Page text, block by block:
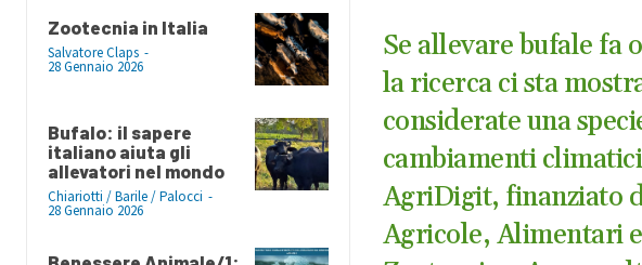
Zootecnia in Italia
Salvatore Claps -
28 Gennaio 2026
Bufalo: il sapere
italiano aiuta gli
allevatori nel mondo
Chiariotti / Barile / Palocci -
28 Gennaio 2026
Se allevare bufale fa
la ricerca ci sta
considerate una
cambiamenti
AgriDigit, finanziato
Agricole, Alimentari